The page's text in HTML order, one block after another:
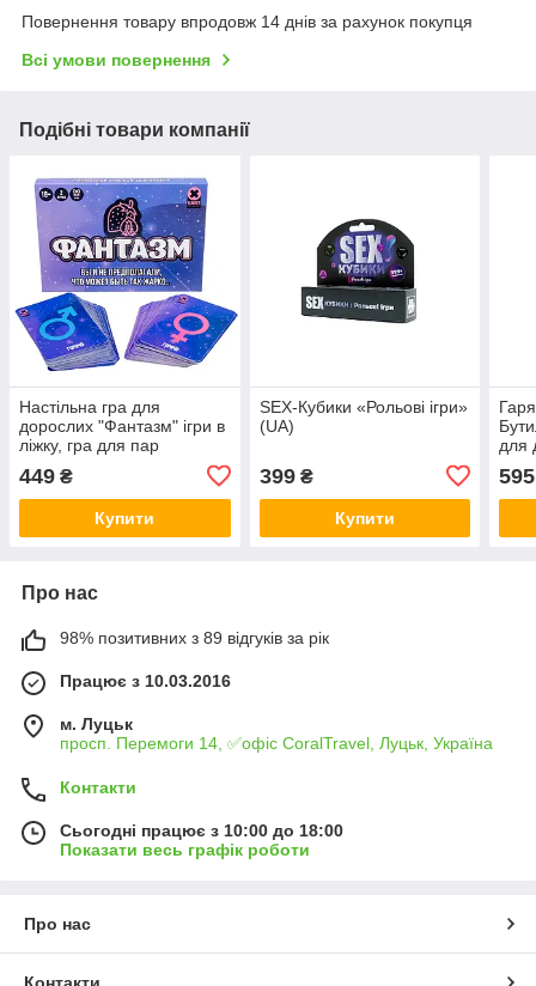
Повернення товару впродовж 14 днів за рахунок покупця
Всі умови повернення
Подібні товари компанії
Настільна гра для
дорослих "Фантазм" ігри в
ліжку, гра для пар
449 ₴
Купити
SEX-Кубики «Рольові ігри»
(UA)
399₴
Купити
для
595
Про нас
98% позитивних з 89 відгуків за рік
Працює з 10.03.2016
м. Луцьк
просп. Перемоги 14, ✅офіс CoralTravel, Луцьк, Україна
Контакти
Сьогодні працює з 10:00 до 18:00
Показати весь графік роботи
Про нас